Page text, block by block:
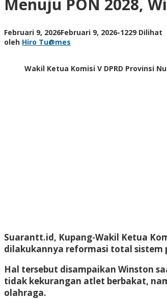
Rondo
Total
Menuju PON 2028,
Februari 9, 2026Februari 9, 2026oleh
-1229 Dilihat
oleh Hiro Tu@mes
Wakil Ketua Komisi V DPRD Provinsi
Suarantt.id, Kupang-Wakil Ketua
dilakukannya reformasi total sistem
Hal tersebut disampaikan Winston
tidak kekurangan atlet berbakat,
olahraga.